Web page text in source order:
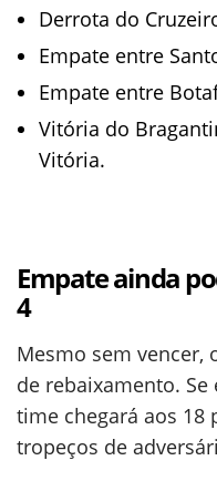
Derrota do
Empate entre
Empate entre
Vitória do
Vitória.
Empate ainda
4
Mesmo sem vencer,
de rebaixamento.
time chegará aos 18
tropeços de